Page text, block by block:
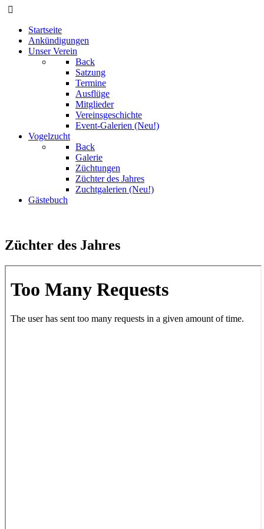
Startseite
Ankündigungen
Unser Verein
Back
Satzung
Termine
Ausflüge
Mitglieder
Vereinsgeschichte
Event-Galerien (Neu!)
Vogelzucht
Back
Galerie
Züchtungen
Züchter des Jahres
Zuchtgalerien (Neu!)
Gästebuch
Züchter des Jahres